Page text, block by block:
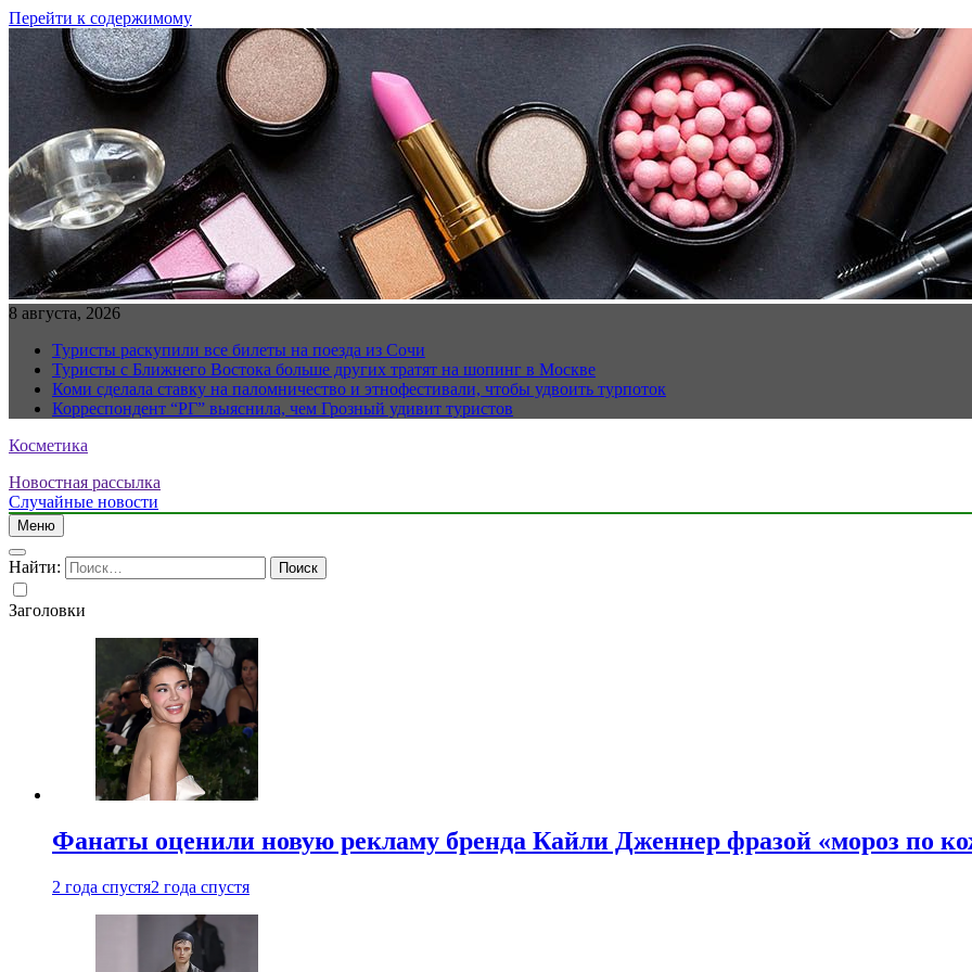
Перейти к содержимому
8 августа, 2026
Туристы раскупили все билеты на поезда из Сочи
Туристы с Ближнего Востока больше других тратят на шопинг в Москве
Коми сделала ставку на паломничество и этнофестивали, чтобы удвоить турпоток
Корреспондент “РГ” выяснила, чем Грозный удивит туристов
Косметика
Новостная рассылка
Случайные новости
Меню
Найти:
Заголовки
Фанаты оценили новую рекламу бренда Кайли Дженнер фразой «мороз по
2 года спустя2 года спустя